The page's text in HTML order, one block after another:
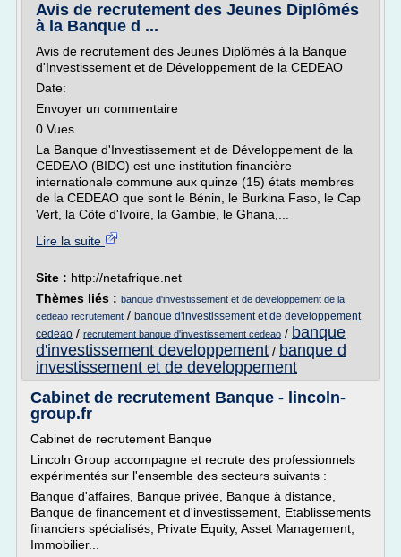
Avis de recrutement des Jeunes Diplômés
à la Banque d ...
Avis de recrutement des Jeunes Diplômés à la Banque
d'Investissement et de Développement de la CEDEAO
Date:
Envoyer un commentaire
0 Vues
La Banque d'Investissement et de Développement de la
CEDEAO (BIDC) est une institution financière
internationale commune aux quinze (15) états membres
de la CEDEAO que sont le Bénin, le Burkina Faso, le Cap
Vert, la Côte d'Ivoire, la Gambie, le Ghana,...
Lire la suite
Site : http://netafrique.net
Thèmes liés : banque d'investissement et de developpement de la
cedeao recrutement / banque d'investissement et de developpement
cedeao / recrutement banque d'investissement cedeao / banque
d'investissement developpement / banque d
investissement et de developpement
Cabinet de recrutement Banque - lincoln-
group.fr
Cabinet de recrutement Banque
Lincoln Group accompagne et recrute des professionnels
expérimentés sur l'ensemble des secteurs suivants :
Banque d'affaires, Banque privée, Banque à distance,
Banque de financement et d'investissement, Etablissements
financiers spécialisés, Private Equity, Asset Management,
Immobilier...